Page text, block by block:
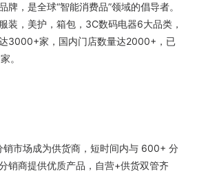
牌，是全球“智能消费品”领域的倡导者。
装，美护，箱包，3C数码电器6大品类，
3000+家，国内门店数量达2000+，已
。
销市场成为供货商，短时间内与 600+ 分
销商提供优质产品，自营+供货双管齐